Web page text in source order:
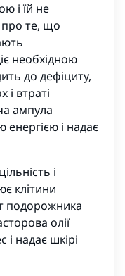
і їй не
про те, що
необхідною
до дефіциту,
втраті
ампула
і надає
і
клітини
подорожника
олії
надає шкірі